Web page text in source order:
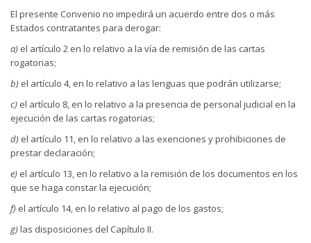
El presente Convenio no impedirá un acuerdo entre dos o más
Estados contratantes para derogar:
a) el artículo 2 en lo relativo a la vía de remisión de las cartas
rogatorias;
b) el artículo 4, en lo relativo a las lenguas que podrán utilizarse;
c) el artículo 8, en lo relativo a la presencia de personal judicial en la
ejecución de las cartas rogatorias;
d) el artículo 11, en lo relativo a las exenciones y prohibiciones de
prestar declaración;
e) el artículo 13, en lo relativo a la remisión de los documentos en los
que se haga constar la ejecución;
f) el artículo 14, en lo relativo al pago de los gastos;
g)las disposiciones del Capítulo II.